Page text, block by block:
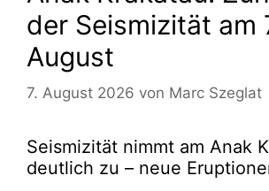
der Seismizität am
August
7. August 2026 von Marc Szeglat
Seismizität nimmt am Anak
deutlich zu – neue